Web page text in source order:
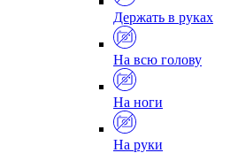
Держать в руках
На всю голову
На ноги
На руки